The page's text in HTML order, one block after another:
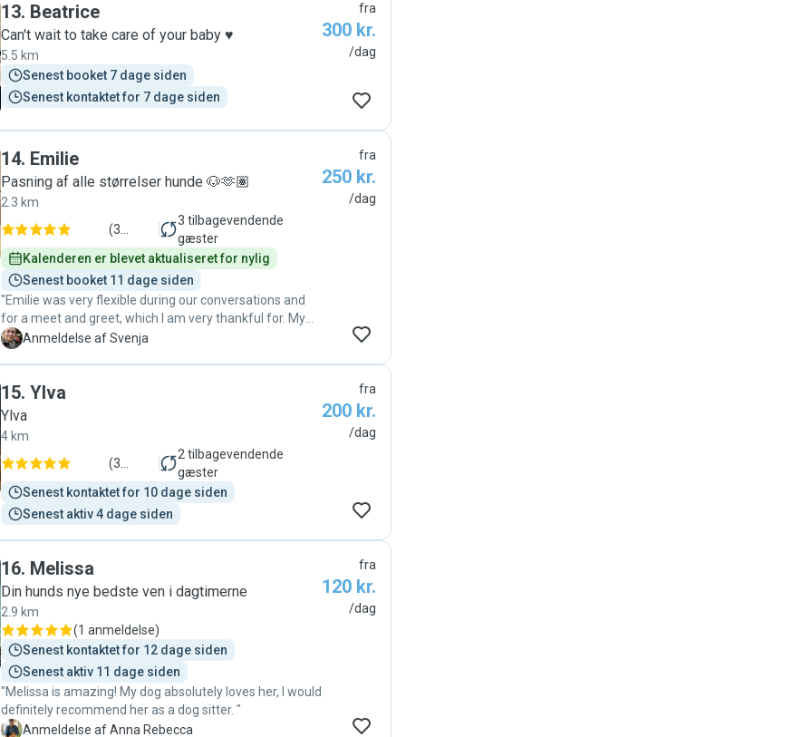
overlade min hund til Silje en anden gang. Klart en
anbefaling herfra. "
13. Beatrice
Can't wait to take care of your baby ♥️
5.5 km
Senest booket 7 dage siden
Senest kontaktet for 7 dage siden
fra
300 kr.
/dag
14. Emilie
Pasning af alle størrelser hunde 🐶🫶🏽
2.3 km
(3
anmeldelser)
3 tilbagevendende
gæster
Kalenderen er blevet aktualiseret for nylig
Senest booket 11 dage siden
"Emilie was very flexible during our conversations and
for a meet and greet, which I am very thankful for. My
dog liked her from the start and I got updates
every dog parent likes to hear that, we will definitely
come back!"
S Anmeldelse af Svenja
fra
250 kr.
/dag
15. Ylva
Ylva
4 km
(3
anmeldelser)
2 tilbagevendende
gæster
Senest kontaktet for 10 dage siden
Senest aktiv 4 dage siden
fra
200 kr.
/dag
16. Melissa
Din hunds nye bedste ven i dagtimerne
2.9 km
(1 anmeldelse)
Senest kontaktet for 12 dage siden
Senest aktiv 11 dage siden
"Melissa is amazing! My dog absolutely loves her, I would
definitely recommend her as a dog sitter. "
A Anmeldelse af Anna Rebecca
fra
120 kr.
/dag